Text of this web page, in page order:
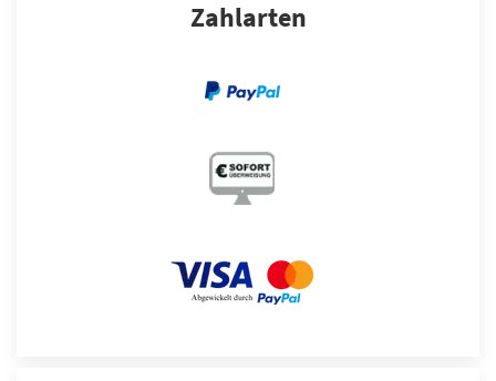
Zahlarten